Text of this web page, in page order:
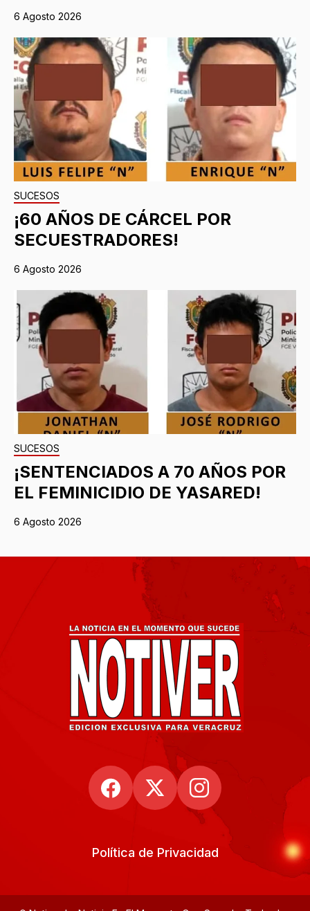
6 Agosto 2026
SUCESOS
¡60 AÑOS DE CÁRCEL POR
SECUESTRADORES!
6 Agosto 2026
SUCESOS
¡SENTENCIADOS A 70 AÑOS POR
EL FEMINICIDIO DE YASARED!
6 Agosto 2026
Política de Privacidad